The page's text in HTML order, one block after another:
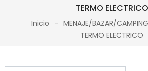
TERMO ELECTRICO
Inicio MENAJE/BAZAR/CAMPING
TERMO ELECTRICO